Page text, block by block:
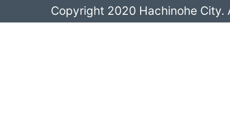
Copyright 2020 Hachinohe City.